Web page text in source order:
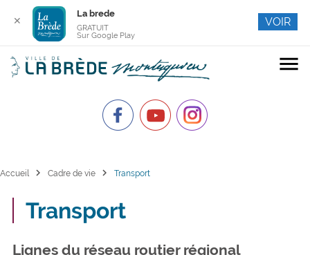
menu
Accueil chevron_right Cadre de vie chevron_right Transport
Transport
Lignes du réseau routier régional
✕
La brede
GRATUIT
Sur Google Play
VOIR